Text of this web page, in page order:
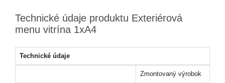
Technické údaje produktu Exteriérová
menu vitrína 1xA4
Technické údaje
Zmontovaný výrobok